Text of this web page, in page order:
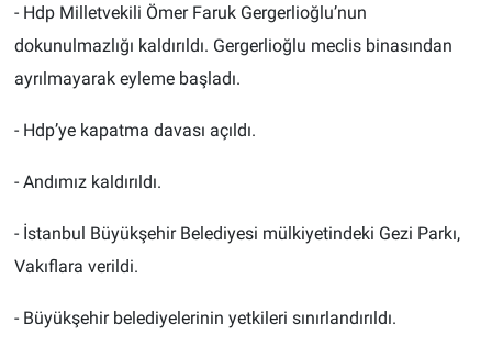
- Hdp Milletvekili Ömer Faruk Gergerlioğlu’nun
dokunulmazlığı kaldırıldı. Gergerlioğlu meclis binasından
ayrılmayarak eyleme başladı.
- Hdp’ye kapatma davası açıldı.
- Andımız kaldırıldı.
- İstanbul Büyükşehir Belediyesi mülkiyetindeki Gezi Parkı,
Vakıflara verildi.
- Büyükşehir belediyelerinin yetkileri sınırlandırıldı.